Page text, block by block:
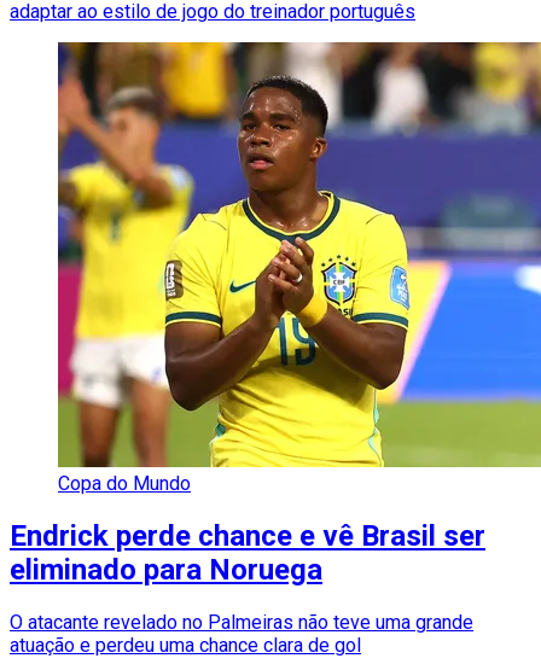
adaptar ao estilo de jogo do treinador português
Copa do Mundo
Endrick perde chance e vê Brasil ser
eliminado para Noruega
O atacante revelado no Palmeiras não teve uma grande
atuação e perdeu uma chance clara de gol